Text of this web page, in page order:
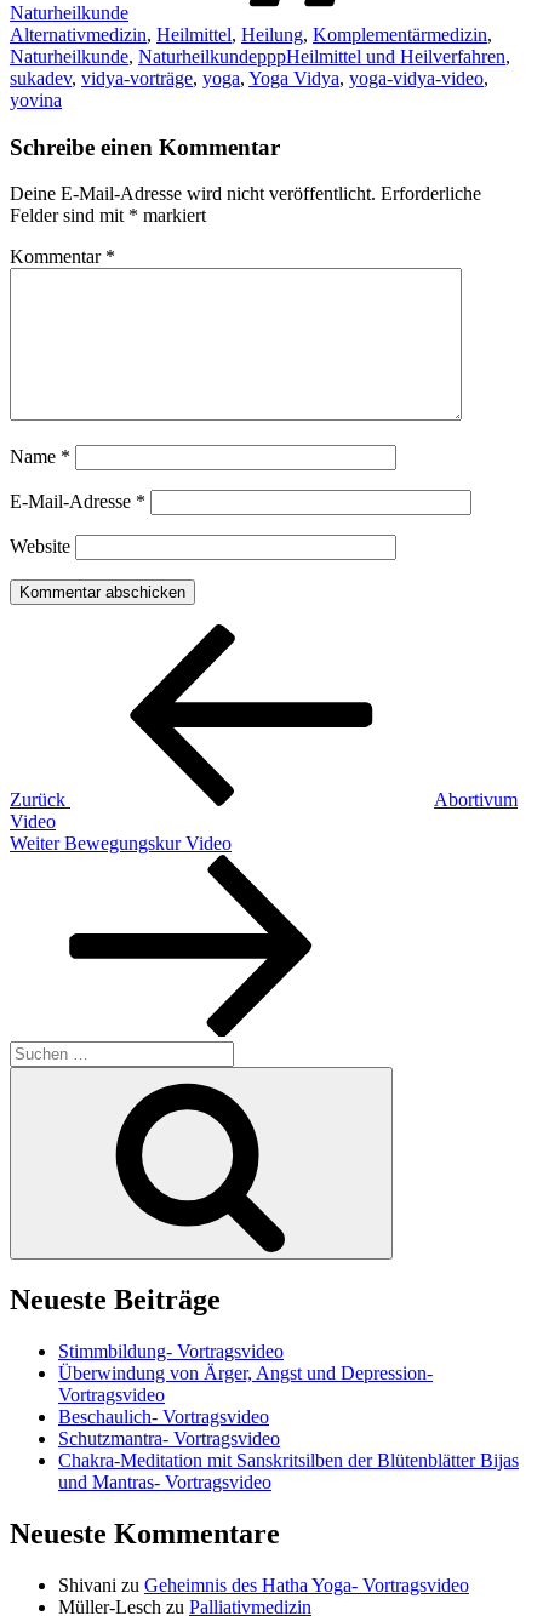
Naturheilkunde
Alternativmedizin, Heilmittel, Heilung, Komplementärmedizin,
Naturheilkunde, NaturheilkundepppHeilmittel und Heilverfahren,
sukadev, vidya-vorträge, yoga, Yoga Vidya, yoga-vidya-video,
yovina
Schreibe einen Kommentar
Deine E-Mail-Adresse wird nicht veröffentlicht. Erforderliche
Felder sind mit * markiert
Kommentar *
Name *
E-Mail-Adresse *
Website
Beitragsnavigation
Zurück
Abortivum
Video
Nächster
Weiter Bewegungskur Video
Suchen
nach:
Neueste Beiträge
Stimmbildung- Vortragsvideo
Überwindung von Ärger, Angst und Depression-
Vortragsvideo
Beschaulich- Vortragsvideo
Schutzmantra- Vortragsvideo
Chakra-Meditation mit Sanskritsilben der Blütenblätter Bijas
und Mantras- Vortragsvideo
Neueste Kommentare
Shivani zu Geheimnis des Hatha Yoga- Vortragsvideo
Müller-Lesch zu Palliativmedizin